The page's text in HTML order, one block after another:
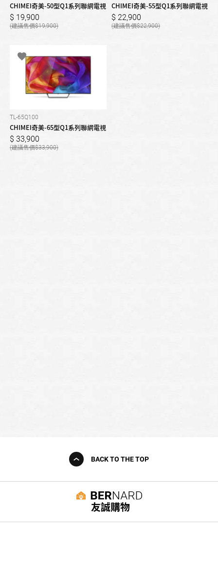
CHIMEI奇美-50型Q1系列聯網電視
19,900
19,900
CHIMEI奇美-55型Q1系列聯網電視
22,900
22,900
TL-65Q100
CHIMEI奇美-65型Q1系列聯網電視
33,900
33,900
BACK TO THE TOP
友誠購物